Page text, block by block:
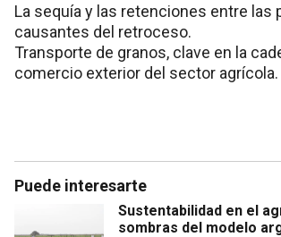
La sequía y las retenciones entre las
causantes del retroceso.
Transporte de granos, clave en la
comercio exterior del sector agrícola.
Puede interesarte
Sustentabilidad en el
sombras del modelo